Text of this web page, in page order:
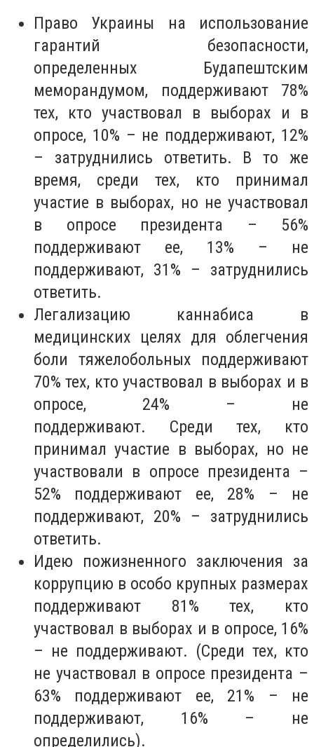
Право Украины на использование
гарантий безопасности,
определенных Будапештским
меморандумом, поддерживают 78%
тех, кто участвовал в выборах и в
опросе, 10% – не поддерживают, 12%
– затруднились ответить. В то же
время, среди тех, кто принимал
участие в выборах, но не участвовал
в опросе президента – 56%
поддерживают ее, 13% – не
поддерживают, 31% – затруднились
ответить.
Легализацию каннабиса в
медицинских целях для облегчения
боли тяжелобольных поддерживают
70% тех, кто участвовал в выборах и в
опросе, 24% – не
поддерживают. Среди тех, кто
принимал участие в выборах, но не
участвовали в опросе президента –
52% поддерживают ее, 28% – не
поддерживают, 20% – затруднились
ответить.
Идею пожизненного заключения за
коррупцию в особо крупных размерах
поддерживают 81% тех, кто
участвовал в выборах и в опросе, 16%
– не поддерживают. (Среди тех, кто
не участвовал в опросе президента –
63% поддерживают ее, 21% – не
поддерживают, 16% – не
определились).